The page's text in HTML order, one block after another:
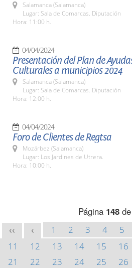
Salamanca (Salamanca)
Lugar: Sala de Comarcas. Diputación
Hora: 11:00 h.
04/04/2024
Presentación del Plan de
Culturales a municipios 2024
Salamanca (Salamanca)
Lugar: Sala de Comarcas. Diputación
Hora: 12:00 h.
04/04/2024
Foro de Clientes de Regtsa
Mozárbez (Salamanca)
Lugar: Los Jardines de Utrera.
Hora: 10:00 h.
Página 148de
<< < 1 2 3 4 5
11
12 13 14 15 16
21
22 23 24 25 26